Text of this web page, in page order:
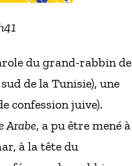
du grand-rabbin de
de la Tunisie), une
confession juive).
Arabe, a pu être mené à
à la tête du